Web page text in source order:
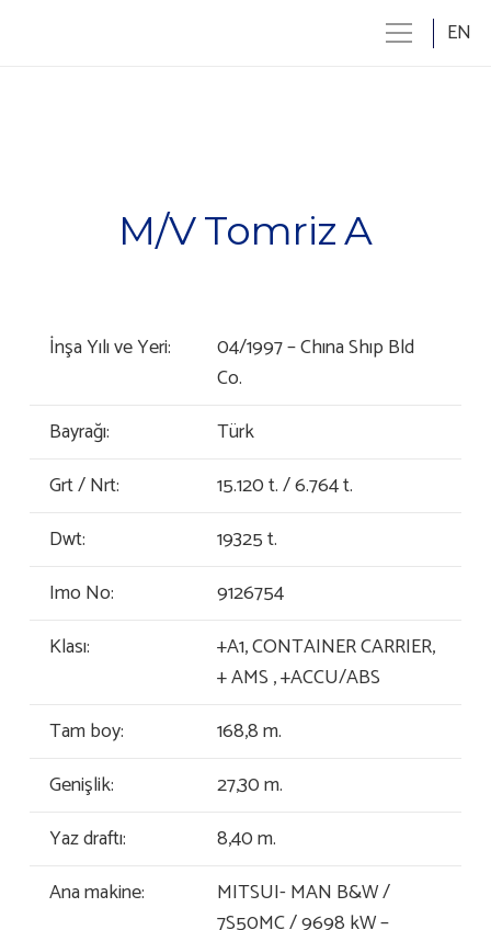
EN
M/V Tomriz A
İnşa Yılı ve Yeri:
04/1997 – Chına Shıp Bld
Co.
Bayrağı:
Türk
Grt / Nrt:
15.120 t. / 6.764 t.
Dwt:
19325 t.
Imo No:
9126754
Klası:
+A1, CONTAINER CARRIER,
+ AMS , +ACCU/ABS
Tam boy:
168,8 m.
Genişlik:
27,30 m.
Yaz draftı:
8,40 m.
Ana makine:
MITSUI- MAN B&W /
7S50MC / 9698 kW –